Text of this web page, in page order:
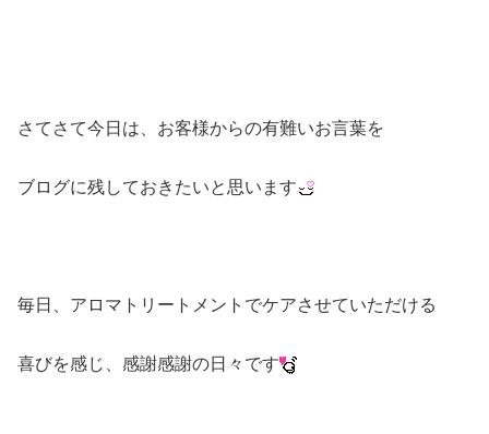
さてさて今日は、お客様からの有難いお言葉を
ブログに残しておきたいと思います
毎日、アロマトリートメントでケアさせていただける
喜びを感じ、感謝感謝の日々です